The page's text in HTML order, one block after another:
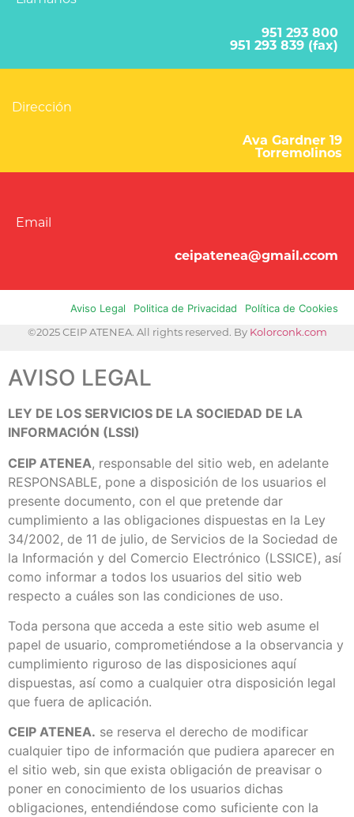
951 293 800
951 293 839 (fax)
Dirección
Ava Gardner 19
Torremolinos
Email
ceipatenea@gmail.ccom
Aviso Legal Politica de Privacidad
Política de Cookies
©2025 CEIP ATENEA. All rights reserved. By Kolorconk.com
AVISO LEGAL
LEY DE LOS SERVICIOS DE LA SOCIEDAD DE LA
INFORMACIÓN (LSSI)
CEIP ATENEA, responsable del sitio web, en adelante
RESPONSABLE, pone a disposición de los usuarios el
presente documento, con el que pretende dar
cumplimiento a las obligaciones dispuestas en la Ley
34/2002, de 11 de julio, de Servicios de la Sociedad de
la Información y del Comercio Electrónico (LSSICE), así
como informar a todos los usuarios del sitio web
respecto a cuáles son las condiciones de uso.
Toda persona que acceda a este sitio web asume el
papel de usuario, comprometiéndose a la observancia y
cumplimiento riguroso de las disposiciones aquí
dispuestas, así como a cualquier otra disposición legal
que fuera de aplicación.
CEIP ATENEA. se reserva el derecho de modificar
cualquier tipo de información que pudiera aparecer en
el sitio web, sin que exista obligación de preavisar o
poner en conocimiento de los usuarios dichas
obligaciones, entendiéndose como suficiente con la